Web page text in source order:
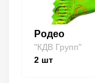
Родео
"КДВ Групп"
2 шт